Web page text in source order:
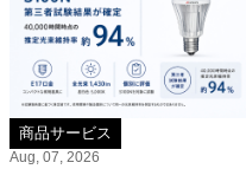
商品サービス
Aug, 07, 2026